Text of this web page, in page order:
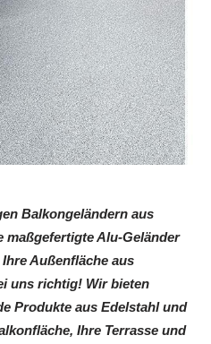
Balkongeländern aus
maßgefertigte Alu-Geländer
Außenfläche aus
uns richtig! Wir bieten
Produkte aus Edelstahl und
Ihre Terrasse und